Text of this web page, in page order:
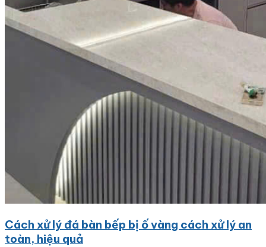
Cách xử lý đá bàn bếp bị ố vàng cách xử lý an
toàn, hiệu quả